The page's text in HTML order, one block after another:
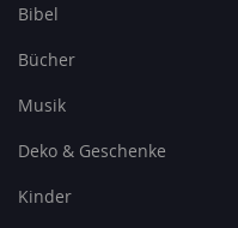
Bibel
Bücher
Musik
Deko & Geschenke
Kinder